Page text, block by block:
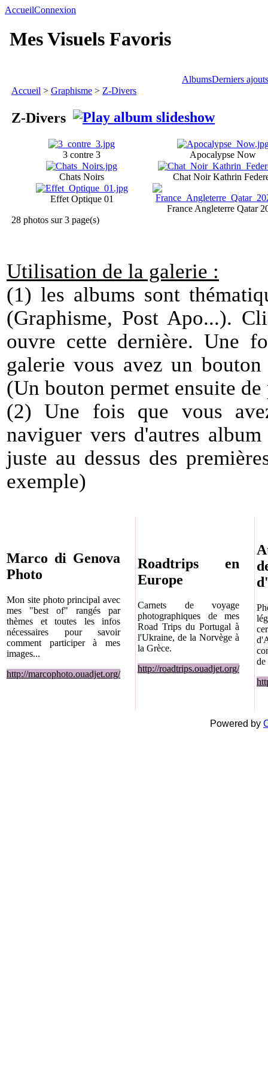
AccueilConnexion
Mes Visuels Favoris
AlbumsDerniers ajouts
Accueil > Graphisme > Z-Divers
Z-Divers
3 contre 3 Apocalypse Now
Chats Noirs Chat Noir Kathrin
Effet Optique 01
France Angleterre Qatar
28 photos sur 3 page(s)
Utilisation de la galerie :
(1) les albums sont
(Graphisme, Post Apo...).
ouvre cette dernière. Une
galerie vous avez un
(Un bouton permet ensuite
(2) Une fois que vous
naviguer vers d'autres
juste au dessus des
exemple)
Marco di Genova
Photo
Mon site photo principal avec
mes "best of" rangés par
thèmes et toutes les infos
nécessaires pour savoir
comment participer à mes
images...
http://marcophoto.ouadjet.org/
Roadtrips en
Europe
Carnets de voyage
photographiques de mes
Road Trips du Portugal à
l'Ukraine, de la Norvège à
la Grèce.
http://roadtrips.ouadjet.org/
de
Powered by